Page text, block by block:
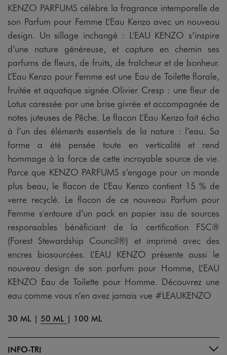
KENZO PARFUMS célèbre la fragrance intemporelle de
son Parfum pour Femme L’Eau Kenzo avec un nouveau
design. Un sillage inchangé : L'EAU KENZO s’inspire
d’une nature généreuse, et capture en chemin ses
parfums de fleurs, de fruits, de fraîcheur et de bonheur.
L’Eau Kenzo pour Femme est une Eau de Toilette florale,
fruitée et aquatique signée Olivier Cresp : une fleur de
Lotus caressée par une brise givrée et accompagnée de
notes juteuses de Pêche. Le flacon L’Eau Kenzo fait écho
à l’un des éléments essentiels de la nature : l’eau. Sa
forme a été pensée toute en verticalité et rend
hommage à la force de cette incroyable source de vie.
Parce que KENZO PARFUMS s’engage pour un monde
plus beau, le flacon de L’Eau Kenzo contient 15 % de
verre recyclé. Le flacon de ce nouveau Parfum pour
Femme s'entoure d’un pack en papier issu de sources
responsables bénéficiant de la certification FSC®
(Forest Stewardship Council®) et imprimé avec des
encres biosourcées. L’EAU KENZO présente aussi le
nouveau design de son parfum pour Homme, L’EAU
KENZO Eau de Toilette pour Homme. Découvrez une
eau comme vous n’en avez jamais vue #LEAUKENZO
30 ML | 50 ML | 100 ML
INFO-TRI